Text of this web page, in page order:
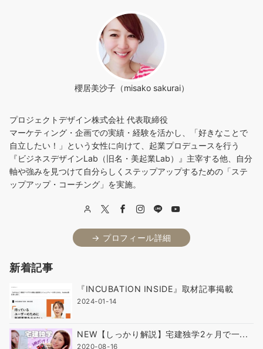
櫻居美沙子（misako sakurai）
プロジェクトデザイン株式会社 代表取締役
マーケティング・企画での実績・経験を活かし、「好きなことで
自立したい！」という女性に向けて、起業プロデュースを行う
『ビジネスデザインLab（旧名・美起業Lab）』主宰する他、自分
軸や強みを見つけて自分らしくステップアップするための「ステ
ップアップ・コーチング」を実施。
→ プロフィール詳細
新着記事
『INCUBATION INSIDE』取材記事掲載
2024-01-14
NEW【しっかり解説】宅建独学2ヶ月で一...
2020-08-16